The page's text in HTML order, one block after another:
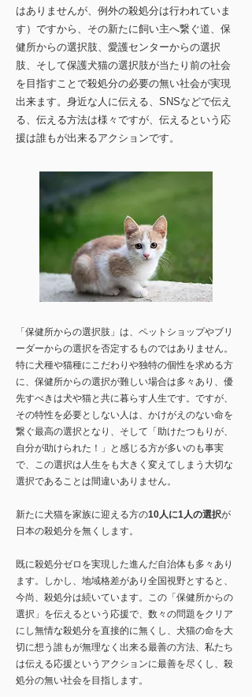
はありませんが、例外の殺処分は行われていま
す）ですから、その新たに飼い主へ繋ぐ道、保
健所からの選択肢、愛護センターからの選択
肢、そして保護犬猫の選択肢が当たり前の社会
を目指すことで殺処分の必要の無い社会が実現
出来ます。身近な人に伝える、SNSなどで伝え
る、伝える方法は様々ですが、伝えるという応
援は誰もが出来るアクションです。
「保健所からの選択肢」は、ペットショップやブリ
ーダーからの選択を否定するものではありません。
特に犬種や猫種にこだわりや独特の個性を求める方
に、保健所からの選択が難しい場合は多々あり、優
先すべきは犬や猫と共に暮らす人生です。ですが、
その特性を必要としない人は、かけがえのない命を
繋ぐ最高の選択となり、そして「助けたつもりが、
自分が助けられた！」と感じる方が多いのも事実
で、この選択は人生をも大きく変えてしまう大切な
選択であることは間違いありません。​
新たに犬猫を家族に迎える方の10人に1人の選択が
日本の殺処分を無くします。
既に殺処分ゼロを実現した進んだ自治体も多々あり
ます。しかし、地域格差があり全国視野とすると、
今尚、殺処分は続いています。この「保健所からの
選択」を伝えるという応援で、数々の問題をクリア
にし無情な殺処分を直接的に無くし、犬猫の命を大
切に想う誰もが無理なく出来る最善の方法、私たち
は伝える応援というアクションに最善を尽くし、殺
処分の無い社会を目指します。